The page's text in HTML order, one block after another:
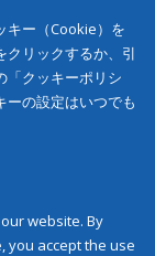
キー（Cookie）を
クリックするか、引
「クッキーポリシ
ーの設定はいつでも
website. By
you accept the use